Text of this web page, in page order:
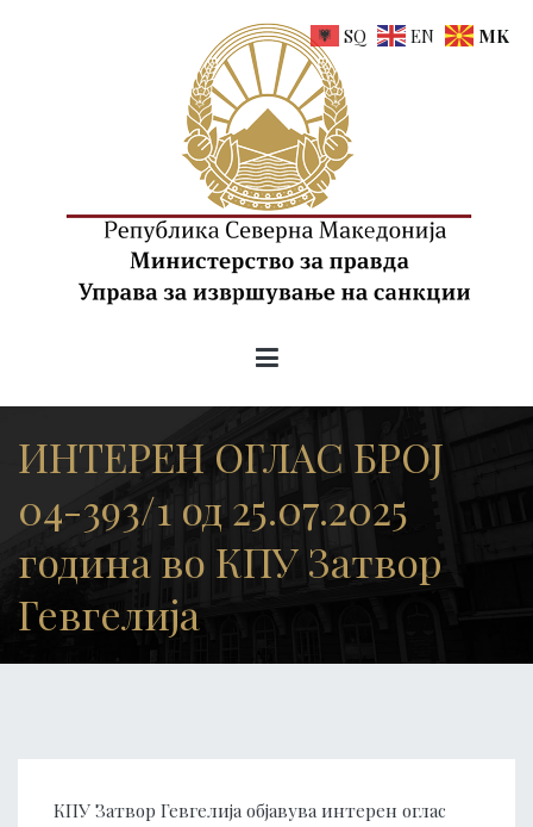
ИНТЕРЕН ОГЛАС БРОЈ
04-393/1 од 25.07.2025
година во КПУ Затвор
Гевгелија
КПУ Затвор Гевгелија објавува интерен оглас
SQ EN MK